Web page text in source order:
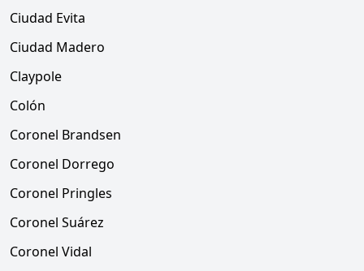
Ciudad Evita
Ciudad Madero
Claypole
Colón
Coronel Brandsen
Coronel Dorrego
Coronel Pringles
Coronel Suárez
Coronel Vidal